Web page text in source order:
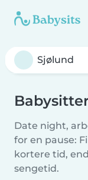
Date night,
for en pause:
kortere tid,
sengetid.